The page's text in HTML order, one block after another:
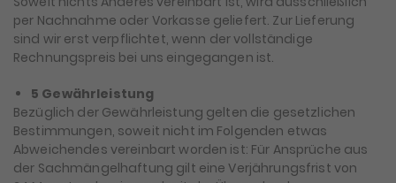
per Nachnahme oder Vorkasse geliefert. Zur Lieferung
sind wir erst verpflichtet, wenn der vollständige
Rechnungspreis bei uns eingegangen ist.
5 Gewährleistung
Bezüglich der Gewährleistung gelten die gesetzlichen
Bestimmungen, soweit nicht im Folgenden etwas
Abweichendes vereinbart worden ist: Für Ansprüche aus
der Sachmängelhaftung gilt eine Verjährungsfrist von